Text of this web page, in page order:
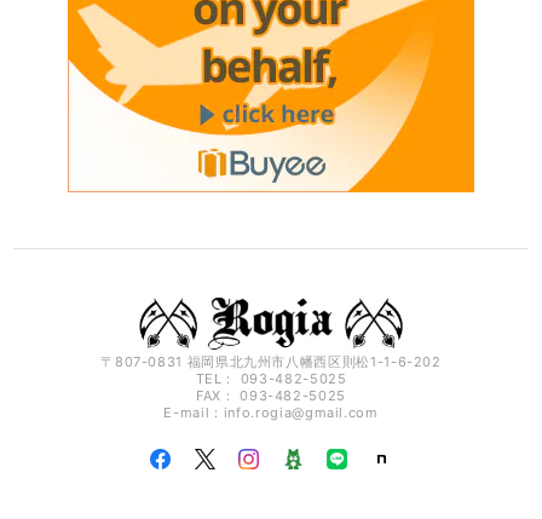
〒807-0831 福岡県北九州市八幡西区則松1-1-6-202
TEL： 093-482-5025
FAX： 093-482-5025
E-mail： info.rogia@gmail.com